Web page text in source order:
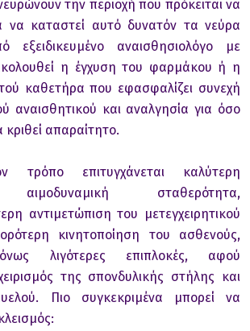
την περιοχή που πρόκειται να
να καταστεί αυτό δυνατόν τα νεύρα
εξειδικευμένο αναισθησιολόγο με
η έγχυση του φαρμάκου ή η
καθετήρα που εφασφαλίζει συνεχή
αναισθητικού και αναλγησία για όσο
κριθεί απαραίτητο.
επιτυγχάνεται καλύτερη
αιμοδυναμική σταθερότητα,
αντιμετώπιση του μετεγχειρητικού
κινητοποίηση του ασθενούς,
λιγότερες επιπλοκές, αφού
της σπονδυλικής στήλης και
Πιο συγκεκριμένα μπορεί να